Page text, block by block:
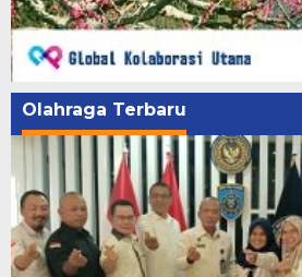
Olahraga Terbaru